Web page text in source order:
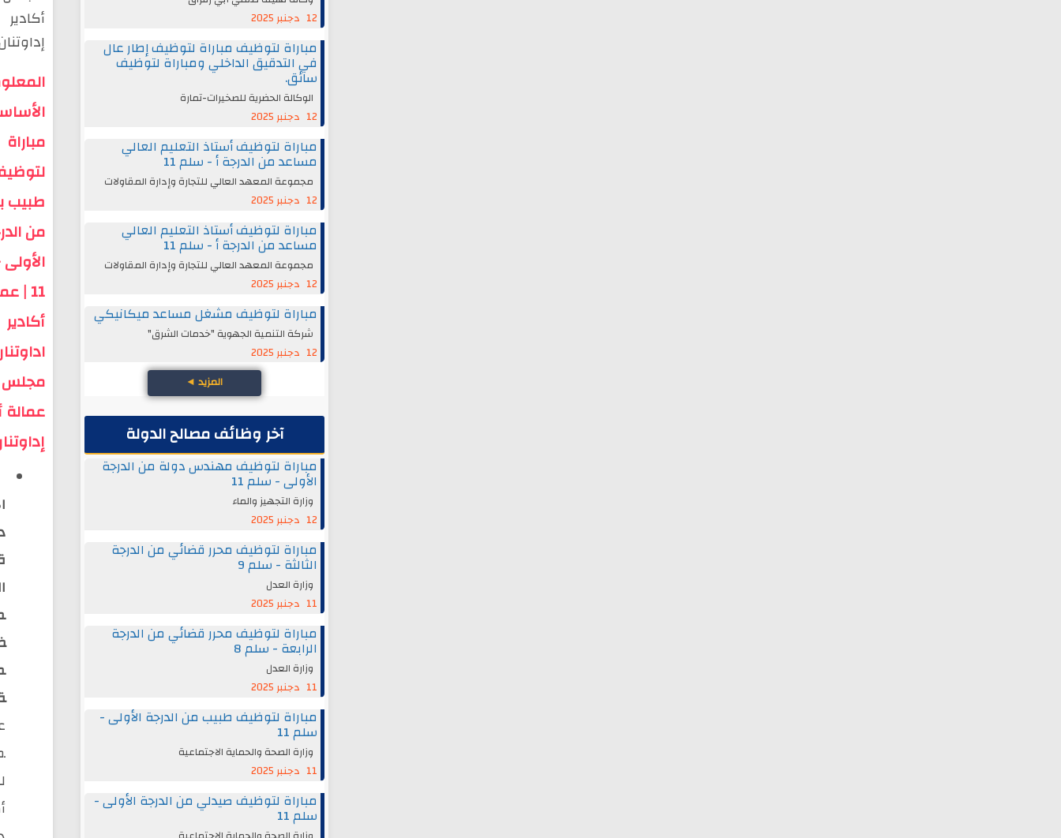
أكادير
مباراة
طبيب
من
11 |
أكادير
مجلس
عمالة
12 دجنبر 2025
مباراة لتوظيف مباراة لتوظيف إطار عال
في التدقيق الداخلي ومباراة لتوظيف
سائق.
الوكالة الحضرية للصخيرات-تمارة
12 دجنبر 2025
مباراة لتوظيف أستاذ التعليم العالي
مساعد من الدرجة أ - سلم 11
مجموعة المعهد العالي للتجارة وإدارة المقاولات
12 دجنبر 2025
مباراة لتوظيف أستاذ التعليم العالي
مساعد من الدرجة أ - سلم 11
مجموعة المعهد العالي للتجارة وإدارة المقاولات
12 دجنبر 2025
مباراة لتوظيف مشغل مساعد ميكانيكي
شركة التنمية الجهوية "خدمات الشرق"
12 دجنبر 2025
المزيد ◄
آخر وظائف مصالح الدولة
مباراة لتوظيف مهندس دولة من الدرجة
الأولى - سلم 11
وزارة التجهيز والماء
12 دجنبر 2025
مباراة لتوظيف محرر قضائي من الدرجة
الثالثة - سلم 9
وزارة العدل
11 دجنبر 2025
مباراة لتوظيف محرر قضائي من الدرجة
الرابعة - سلم 8
وزارة العدل
11 دجنبر 2025
مباراة لتوظيف طبيب من الدرجة الأولى -
سلم 11
وزارة الصحة والحماية الاجتماعية
11 دجنبر 2025
مباراة لتوظيف صيدلي من الدرجة الأولى -
سلم 11